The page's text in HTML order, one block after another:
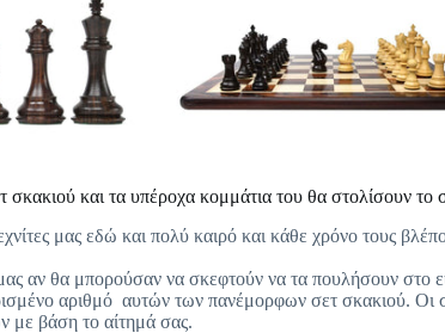
και τα υπέροχα κομμάτια του θα στολίσουν το
μας εδώ και πολύ καιρό και κάθε χρόνο τους
αν θα μπορούσαν να σκεφτούν να τα πουλήσουν στο
αριθμό αυτών των πανέμορφων σετ σκακιού. Οι
με βάση το αίτημά σας.